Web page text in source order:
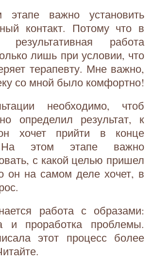
важно установить
контакт. Потому что в
результативная работа
лишь при условии, что
терапевту. Мне важно,
со мной было комфортно!
необходимо, чтоб
определил результат, к
хочет прийти в конце
На этом этапе важно
с какой целью пришел
он на самом деле хочет, в
работа с образами:
и проработка проблемы.
этот процесс более